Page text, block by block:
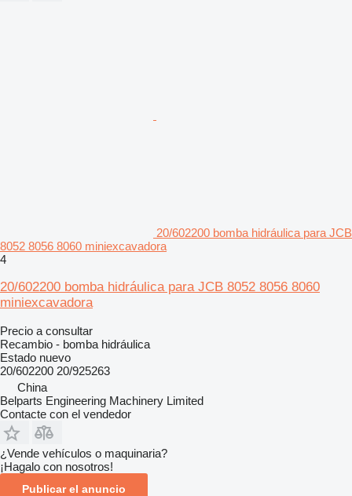
20/602200 bomba hidráulica para JCB
8052 8056 8060 miniexcavadora
4
20/602200 bomba hidráulica para JCB 8052 8056 8060
miniexcavadora
Precio a consultar
Recambio - bomba hidráulica
Estado nuevo
20/602200 20/925263
China
Belparts Engineering Machinery Limited
Contacte con el vendedor
¿Vende vehículos o maquinaria?
¡Hagalo con nosotros!
Publicar el anuncio